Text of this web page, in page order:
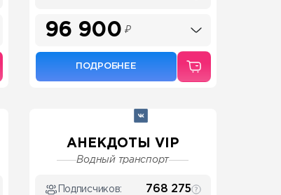
96 900₽
ПОДРОБНЕЕ
АНЕКДОТЫ VIP
Водный транспорт
Подписчиков: 768 275